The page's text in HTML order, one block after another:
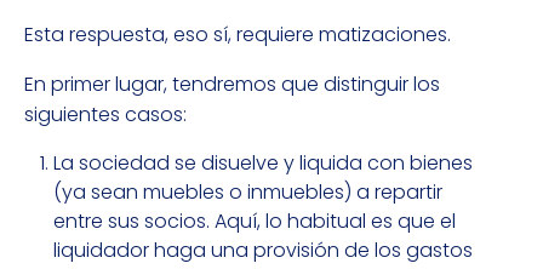
Esta respuesta, eso sí, requiere matizaciones.
En primer lugar, tendremos que distinguir los
siguientes casos:
La sociedad se disuelve y liquida con bienes
(ya sean muebles o inmuebles) a repartir
entre sus socios. Aquí, lo habitual es que el
liquidador haga una provisión de los gastos